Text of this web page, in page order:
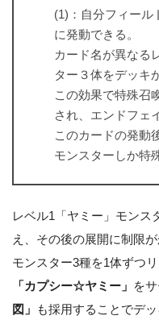
(1)：自分フィール
に発動できる。
カード名が異なる
ター３体をデッキ
この効果で特殊召
され、エンドフェ
このカードの発動
モンスターしか特
レベル1「ヤミー」モンス
え、その後の展開に制限
モンスター3種を1体ずつ
「カプシー☆ヤミー」 を
図」
も採用することでデ